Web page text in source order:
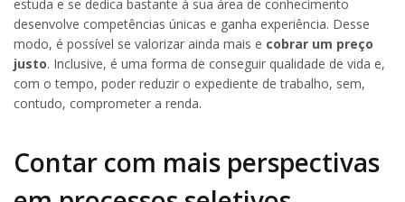
estuda e se dedica bastante à sua área de conhecimento
desenvolve competências únicas e ganha experiência. Desse
modo, é possível se valorizar ainda mais e cobrar um preço
justo. Inclusive, é uma forma de conseguir qualidade de vida e,
com o tempo, poder reduzir o expediente de trabalho, sem,
contudo, comprometer a renda.
Contar com mais perspectivas